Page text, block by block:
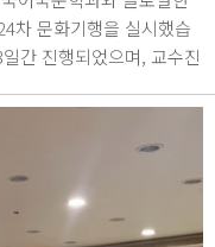
차 문화기행을 실시했습
간 진행되었으며, 교수진
일 / 전라북도 일대